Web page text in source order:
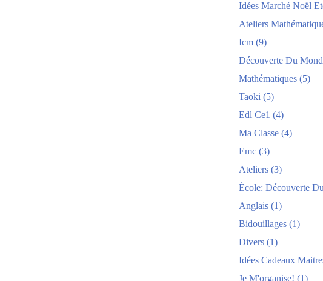
Idées Marché Noël
Ateliers
Icm (9)
Découverte Du
Mathématiques (5)
Taoki (5)
Edl Ce1 (4)
Ma Classe (4)
Emc (3)
Ateliers (3)
École: Découverte
Anglais (1)
Bidouillages (1)
Divers (1)
Idées Cadeaux
Je M'organise! (1)